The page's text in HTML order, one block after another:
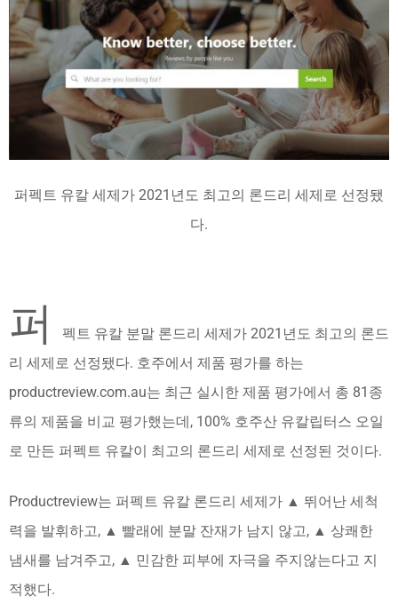
퍼펙트 유칼 세제가 2021년도 최고의 론드리 세제로 선정됐
다.
퍼
펙트 유칼 분말 론드리 세제가 2021년도 최고의 론드
리 세제로 선정됐다. 호주에서 제품 평가를 하는
productreview.com.au는 최근 실시한 제품 평가에서 총 81종
류의 제품을 비교 평가했는데, 100% 호주산 유칼립터스 오일
로 만든 퍼펙트 유칼이 최고의 론드리 세제로 선정된 것이다.
Productreview는 퍼펙트 유칼 론드리 세제가 ▲ 뛰어난 세척
력을 발휘하고, ▲ 빨래에 분말 잔재가 남지 않고, ▲ 상쾌한
냄새를 남겨주고, ▲ 민감한 피부에 자극을 주지않는다고 지
적했다.